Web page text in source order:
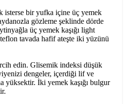
isterse bir yufka içine üç yemek
gözleme şeklinde dörde
üç yemek kaşığı light
tavada hafif ateşte iki yüzünü
edin. Glisemik indeksi düşük
dengeler, içerdiği lif ve
yüksektir. İki yemek kaşığı bulgur